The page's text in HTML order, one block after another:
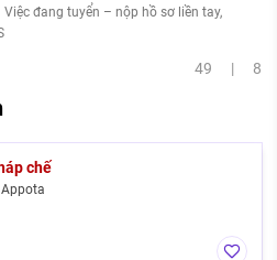
Việc đang tuyển – nộp hồ sơ liền tay
49 | 8
chế